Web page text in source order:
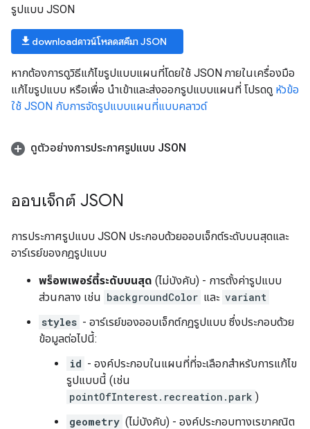
รูปแบบ JSON
download downloadดาวน์โหลดสคีมา JSON
หากต้องการดูวิธีแก้ไขรูปแบบแผนที่โดยใช้ JSON ภายในเครื่องมือ
แก้ไขรูปแบบ หรือเพื่อ นำเข้าและส่งออกรูปแบบแผนที่ โปรดดู หัวข้อ
ใช้ JSON กับการจัดรูปแบบแผนที่แบบคลาวด์
ดูตัวอย่างการประกาศรูปแบบ JSON
ออบเจ็กต์ JSON
การประกาศรูปแบบ JSON ประกอบด้วยออบเจ็กต์ระดับบนสุดและ
อาร์เรย์ของกฎรูปแบบ
พร็อพเพอร์ตี้ระดับบนสุด (ไม่บังคับ) - การตั้งค่ารูปแบบ
ส่วนกลาง เช่น backgroundColor และ variant
styles - อาร์เรย์ของออบเจ็กต์กฎรูปแบบ ซึ่งประกอบด้วย
ข้อมูลต่อไปนี้:
id - องค์ประกอบในแผนที่ที่จะเลือกสำหรับการแก้ไข
รูปแบบนี้ (เช่น
pointOfInterest.recreation.park )
geometry (ไม่บังคับ) - องค์ประกอบทางเรขาคณิต